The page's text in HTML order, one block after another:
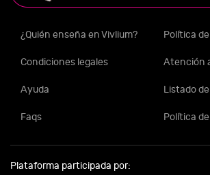
¿Quién enseña en Vivlium? Política
Condiciones legales Atención
Ayuda Listado
Faqs Política
Plataforma participada por: